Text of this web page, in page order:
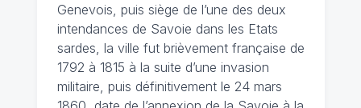
Genevois, puis siège de l’une des deux
intendances de Savoie dans les Etats
sardes, la ville fut brièvement française de
1792 à 1815 à la suite d’une invasion
militaire, puis définitivement le 24 mars